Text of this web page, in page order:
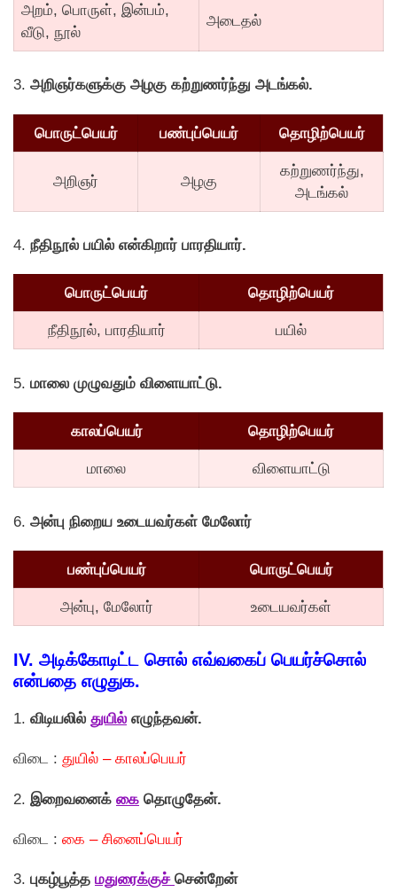
அறம், பொருள், இன்பம்,
வீடு, நூல்
அடைதல்
3. அறிஞர்களுக்கு அழகு கற்றுணர்ந்து அடங்கல்.
பொருட்பெயர் பண்புப்பெயர் தொழிற்பெயர்
அறிஞர் அழகு
கற்றுணர்ந்து,
அடங்கல்
4. நீதிநூல் பயில் என்கிறார் பாரதியார்.
பொருட்பெயர் தொழிற்பெயர்
நீதிநூல், பாரதியார் பயில்
5. மாலை முழுவதும் விளையாட்டு.
காலப்பெயர் தொழிற்பெயர்
மாலை விளையாட்டு
6. அன்பு நிறைய உடையவர்கள் மேலாேர்
பண்புப்பெயர் பொருட்பெயர்
அன்பு, மேலாேர் உடையவர்கள்
IV. அடிக்கோடிட்ட சாெல் எவ்வகைப் பெயர்ச்சொல்
என்பதை எழுதுக.
1. விடியலில் துயில் எழுந்தவன்.
விடை : துயில் – காலப்பெயர்
2. இறைவனைக் கை தாெழுதேன்.
விடை : கை – சினைப்பெயர்
3. புகழ்பூத்த மதுரைக்குச் சென்றேன்